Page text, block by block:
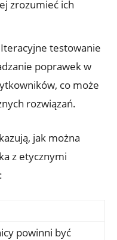
zrozumieć ich
Iteracyjne testowanie
poprawek w
co może
rozwiązań.
jak można
z etycznymi
powinni być